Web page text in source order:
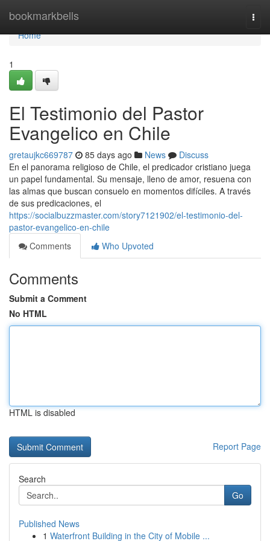
bookmarkbells
Home
Home
1
El Testimonio del Pastor
Evangelico en Chile
gretaujkc669787 85 days ago News
Discuss
En el panorama religioso de Chile, el predicador cristiano juega
un papel fundamental. Su mensaje, lleno de amor, resuena con
las almas que buscan consuelo en momentos difíciles. A través
de sus predicaciones, el
https://socialbuzzmaster.com/story7121902/el-testimonio-del-
pastor-evangelico-en-chile
Comments
Who Upvoted
Comments
Submit a Comment
No HTML
HTML is disabled
Report Page
Search
Go
Published News
1 Waterfront Building in the City of Mobile ...